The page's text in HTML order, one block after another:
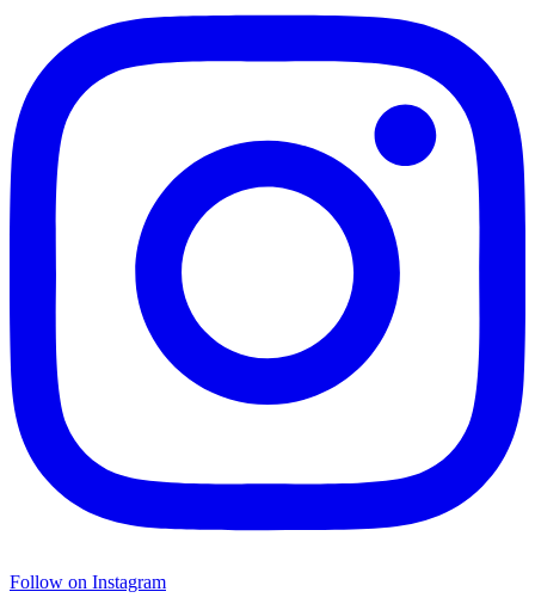
Follow on Instagram